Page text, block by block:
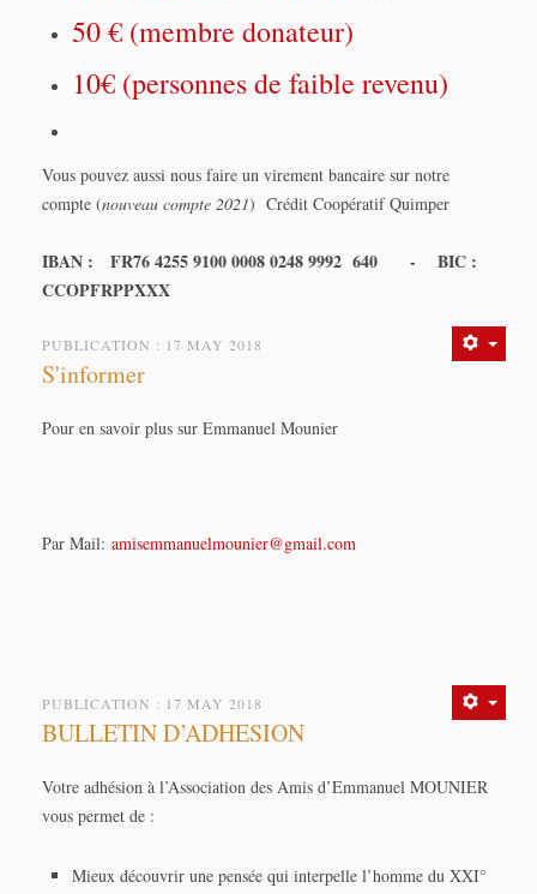
50 € (membre donateur)
10€ (personnes de faible revenu)
Vous pouvez aussi nous faire un virement bancaire sur notre
compte (nouveau compte 2021) Crédit Coopératif Quimper
IBAN : FR76 4255 9100 0008 0248 9992 640 - BIC :
CCOPFRPPXXX
PUBLICATION : 17 MAY 2018
S'informer
Pour en savoir plus sur Emmanuel Mounier
Par Mail: amisemmanuelmounier@gmail.com
PUBLICATION : 17 MAY 2018
BULLETIN D’ADHESION
Votre adhésion à l’Association des Amis d’Emmanuel MOUNIER
vous permet de :
Mieux découvrir une pensée qui interpelle l’homme du XXI°